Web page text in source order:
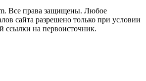
Все права защищены. Любое
сайта разрешено только при условии
ссылки на первоисточник.